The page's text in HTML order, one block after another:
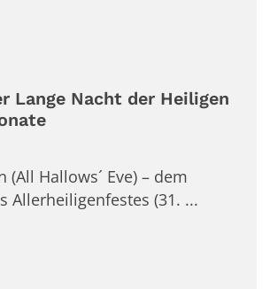
Lange Nacht der Heiligen
(All Hallows´ Eve) – dem
Allerheiligenfestes (31. ...